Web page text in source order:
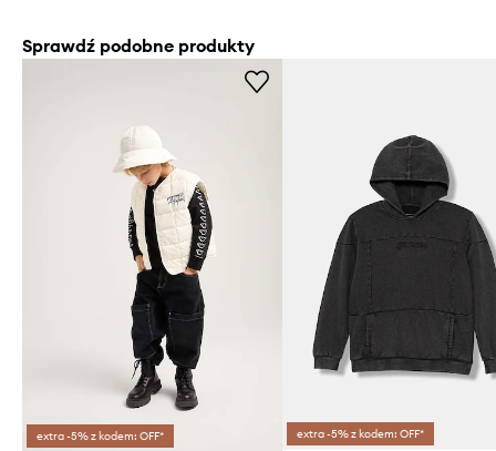
Sprawdź podobne produkty
extra -5% z kodem: OFF* extra -5% z kodem: OFF*